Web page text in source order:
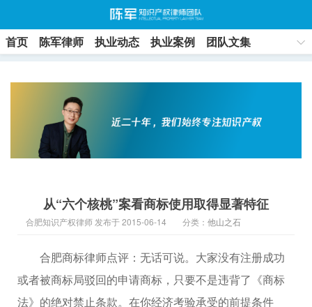
首页 陈军律师 执业动态 执业案例
团队文集
从“六个核桃”案看商标使用取得显著特征
合肥知识产权律师 发布于 2015-06-14 分类： 他山之石
合肥商标律师点评：无话可说。大家没有注册成功
或者被商标局驳回的申请商标，只要不是违背了《商标
法》的绝对禁止条款。在你经济考验承受的前提条件